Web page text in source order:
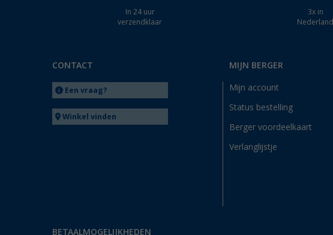
In 24 uur
verzendklaar
3x in
Nederland
CONTACT
Een vraag?
Winkel vinden
MIJN BERGER
Mijn account
Status bestelling
Berger voordeelkaart
Verlanglijstje
BETAALMOGELIJKHEDEN